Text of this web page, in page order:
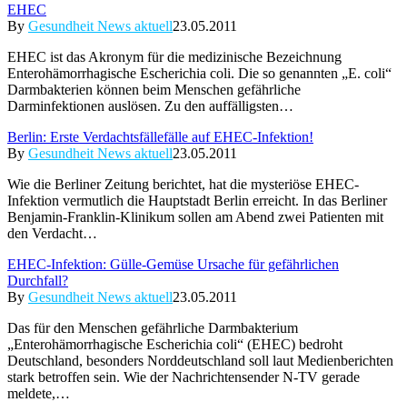
EHEC
By Gesundheit News aktuell23.05.2011
EHEC ist das Akronym für die medizinische Bezeichnung
Enterohämorrhagische Escherichia coli. Die so genannten „E. coli“
Darmbakterien können beim Menschen gefährliche
Darminfektionen auslösen. Zu den auffälligsten…
Berlin: Erste Verdachtsfällefälle auf EHEC-Infektion!
By Gesundheit News aktuell23.05.2011
Wie die Berliner Zeitung berichtet, hat die mysteriöse EHEC-
Infektion vermutlich die Hauptstadt Berlin erreicht. In das Berliner
Benjamin-Franklin-Klinikum sollen am Abend zwei Patienten mit
den Verdacht…
EHEC-Infektion: Gülle-Gemüse Ursache für gefährlichen
Durchfall?
By Gesundheit News aktuell23.05.2011
Das für den Menschen gefährliche Darmbakterium
„Enterohämorrhagische Escherichia coli“ (EHEC) bedroht
Deutschland, besonders Norddeutschland soll laut Medienberichten
stark betroffen sein. Wie der Nachrichtensender N-TV gerade
meldete,…